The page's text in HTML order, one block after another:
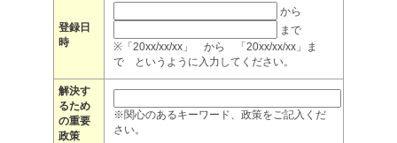
登録日
時
から
まで
※「20xx/xx/xx」 から 「20xx/xx/xx」ま
で というように入力してください。
解決す
るため
の重要
政策
※関心のあるキーワード、政策をご記入くだ
さい。